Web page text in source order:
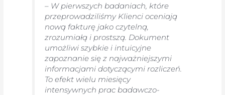
– W pierwszych badaniach, które
przeprowadziliśmy Klienci oceniają
nową fakturę jako czytelną,
zrozumiałą i prostszą. Dokument
umożliwi szybkie i intuicyjne
zapoznanie się z najważniejszymi
informacjami dotyczącymi rozliczeń.
To efekt wielu miesięcy
intensywnych prac badawczo-